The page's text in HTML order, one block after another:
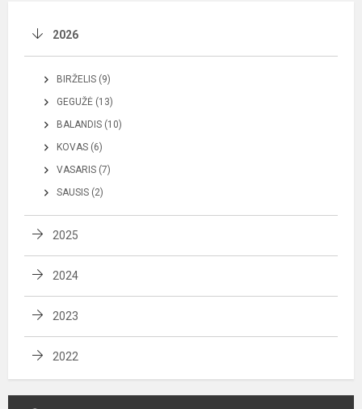
2026
BIRŽELIS (9)
GEGUŽĖ (13)
BALANDIS (10)
KOVAS (6)
VASARIS (7)
SAUSIS (2)
2025
2024
2023
2022